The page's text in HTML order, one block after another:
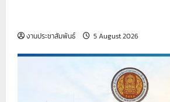
งานประชาสัมพันธ์ 5 August 2026